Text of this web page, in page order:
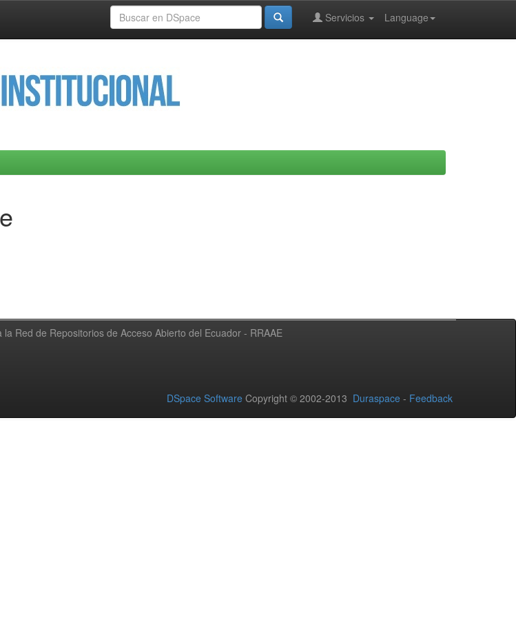
Language
Servicios
Red de Repositorios de Acceso Abierto del Ecuador - RRAAE
DSpace Software Copyright © 2002-2013 Duraspace - Feedback